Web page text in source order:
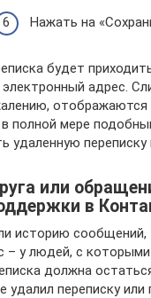
Нажать на
будет
электронный адрес.
отображаются
полной мере
удаленную переписку
или
в
историю сообщений,
– у людей, с
должна
удалил переписку или